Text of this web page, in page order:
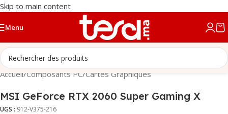
Skip to main content
Menu
Accueil/Composants PC/Cartes Graphiques
MSI GeForce RTX 2060 Super Gaming X
UGS : 912-V375-216